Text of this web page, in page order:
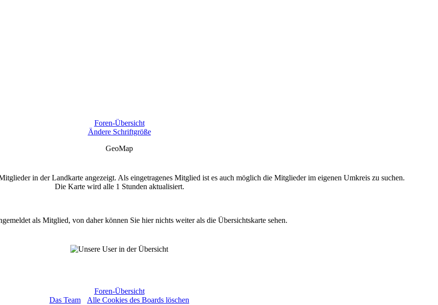
Foren-Übersicht
Ändere Schriftgröße
GeoMap
in der Landkarte angezeigt. Als eingetragenes Mitglied ist es auch möglich die Mitglieder im eigenen Umkreis zu suchen.
Die Karte wird alle 1 Stunden aktualisiert.
als Mitglied, von daher können Sie hier nichts weiter als die Übersichtskarte sehen.
Foren-Übersicht
Das Team
Alle Cookies des Boards löschen